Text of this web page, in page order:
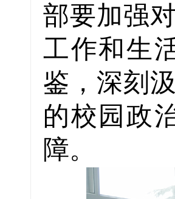
部要加强
工作和生
鉴，深刻
的校园政
障。